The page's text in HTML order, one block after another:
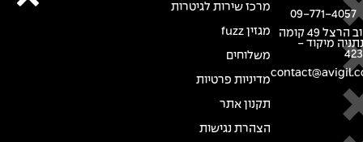
רחוב הרצל 49 קומה
מיקוד -
09-771-4057
מרכז שירות לגיטרות
מגזין fuzz
משלוחים
מדיניות פרטיות
תקנון אתר
הצהרת נגישות